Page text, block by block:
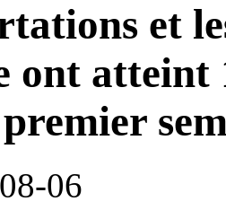
et
ont
06